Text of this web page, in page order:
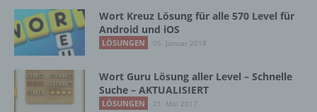
Wort Kreuz Lösung für alle 570 Level für
Android und iOS
LÖSUNGEN 05. Januar 2018
Wort Guru Lösung aller Level – Schnelle
Suche – AKTUALISIERT
LÖSUNGEN 21. Mai 2017
natürlichen Person zu analysieren oder
vorherzusagen.
f) Pseudonymisierung